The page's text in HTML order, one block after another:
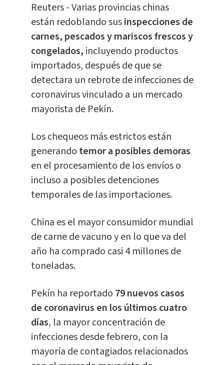
Reuters - Varias provincias chinas
están redoblando susinspecciones de
carnes, pescados y mariscos frescos y
congelados, incluyendo productos
importados, después de que se
detectara un rebrote de infecciones de
coronavirus vinculado a un mercado
mayorista de Pekín.
Los chequeos más estrictos están
generando temor a posibles demoras
en el procesamiento de los envíos o
incluso a posibles detenciones
temporales de las importaciones.
China es el mayor consumidor mundial
de carne de vacuno y en lo que va del
año ha comprado casi 4 millones de
toneladas.
Pekín ha reportado 79 nuevos casos
de coronavirus en los últimos cuatro
días, la mayor concentración de
infecciones desde febrero, con la
mayoría de contagiados relacionados